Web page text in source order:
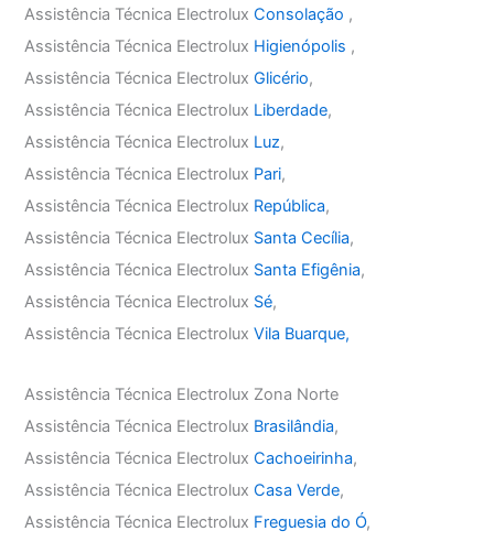
Assistência Técnica ElectroluxConsolação ,
Assistência Técnica Electrolux Higienópolis ,
Assistência Técnica ElectroluxGlicério,
Assistência Técnica Electrolux Liberdade,
Assistência Técnica Electrolux Luz,
Assistência Técnica Electrolux Pari,
Assistência Técnica Electrolux República,
Assistência Técnica Electrolux Santa Cecília,
Assistência Técnica Electrolux Santa Efigênia,
Assistência Técnica Electrolux Sé,
Assistência Técnica ElectroluxVila Buarque,
Assistência Técnica Electrolux Zona Norte
Assistência Técnica Electrolux Brasilândia,
Assistência Técnica ElectroluxCachoeirinha,
Assistência Técnica ElectroluxCasa Verde,
Assistência Técnica Electrolux Freguesia do Ó,